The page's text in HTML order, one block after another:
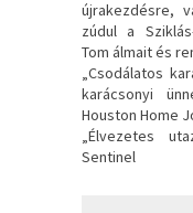
újrakezdésre,
zúdul a
Tom álmait és
„Csodálatos
karácsonyi
Houston Home
„Élvezetes
Sentinel